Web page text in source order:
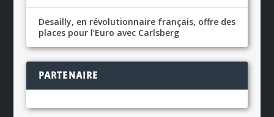
Desailly, en révolutionnaire français, offre des
places pour l’Euro avec Carlsberg
PARTENAIRE